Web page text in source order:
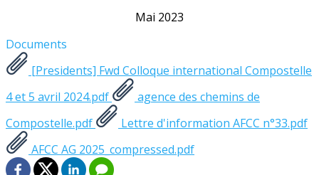
Mai 2023
Documents
[Presidents] Fwd Colloque international Compostelle
4 et 5 avril 2024.pdf
agence des chemins de
Compostelle.pdf
Lettre d'information AFCC n°33.pdf
AFCC AG 2025_compressed.pdf